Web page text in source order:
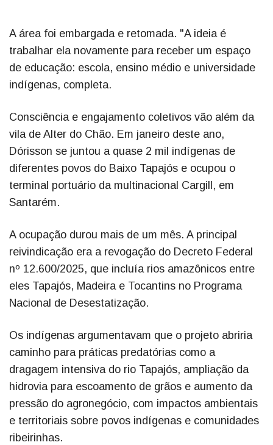
A área foi embargada e retomada. "A ideia é
trabalhar ela novamente para receber um espaço
de educação: escola, ensino médio e universidade
indígenas, completa.
Consciência e engajamento coletivos vão além da
vila de Alter do Chão. Em janeiro deste ano,
Dórisson se juntou a quase 2 mil indígenas de
diferentes povos do Baixo Tapajós e ocupou o
terminal portuário da multinacional Cargill, em
Santarém.
A ocupação durou mais de um mês. A principal
reivindicação era a revogação do Decreto Federal
nº 12.600/2025, que incluía rios amazônicos entre
eles Tapajós, Madeira e Tocantins no Programa
Nacional de Desestatização.
Os indígenas argumentavam que o projeto abriria
caminho para práticas predatórias como a
dragagem intensiva do rio Tapajós, ampliação da
hidrovia para escoamento de grãos e aumento da
pressão do agronegócio, com impactos ambientais
e territoriais sobre povos indígenas e comunidades
ribeirinhas.